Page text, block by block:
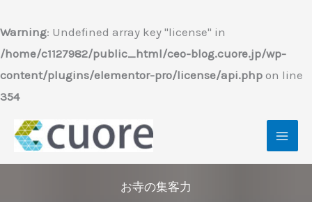
Warning: Undefined array key "license" in
/home/c1127982/public_html/ceo-blog.cuore.jp/wp-
content/plugins/elementor-pro/license/api.php on line
354
容
を
ス
キ
お寺の集客力